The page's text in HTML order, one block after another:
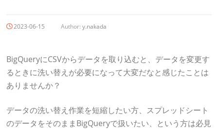
2023-06-15 Author:y.nakada
BigQueryにCSVからデータを取り込むと、データを変更す
るときに洗い替えが必要になって大変だなと感じたことは
ありませんか？
データの洗い替え作業を短縮したい方、スプレッドシート
のデータをそのままBigQueryで扱いたい、という方は必見